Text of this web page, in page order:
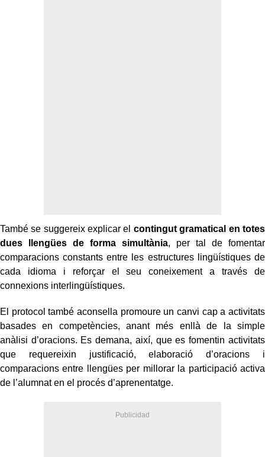
També se suggereix explicar el contingut gramatical en totes
dues llengües de forma simultània, per tal de fomentar
comparacions constants entre les estructures lingüístiques de
cada idioma i reforçar el seu coneixement a través de
connexions interlingüístiques.
El protocol també aconsella promoure un canvi cap a activitats
basades en competències, anant més enllà de la simple
anàlisi d’oracions. Es demana, així, que es fomentin activitats
que requereixin justificació, elaboració d’oracions i
comparacions entre llengües per millorar la participació activa
de l’alumnat en el procés d’aprenentatge.